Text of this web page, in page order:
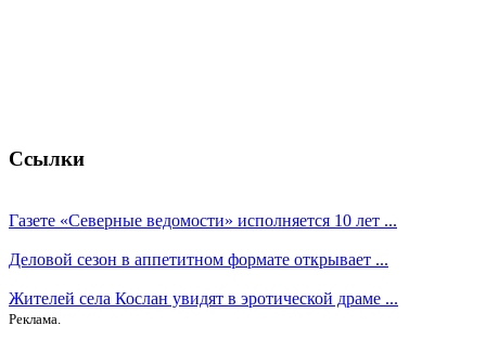
Ссылки
Газете «Северные ведомости» исполняется 10 лет ...
Деловой сезон в аппетитном формате открывает ...
Жителей села Кослан увидят в эротической драме ...
Реклама.